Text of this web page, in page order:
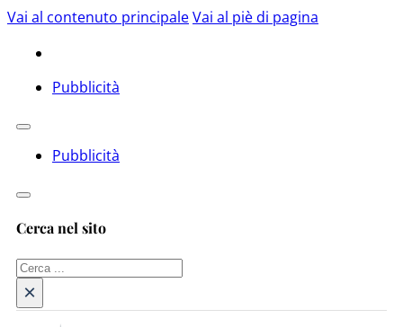
Vai al contenuto principaleVai al piè di pagina
Pubblicità
Pubblicità
Cerca nel sito
Cerca
×